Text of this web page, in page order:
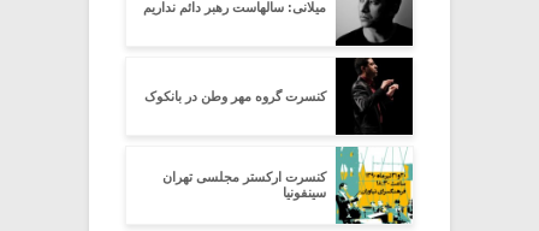
میلانی: سالهاست رهبر دائم نداریم
کنسرت گروه مهر وطن در بانکوک
کنسرت ارکستر مجلسی تهران
سینفونیا